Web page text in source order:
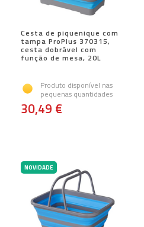
Cesta de piquenique com
tampa ProPlus 370315,
cesta dobrável com
função de mesa, 20L
Produto disponível nas
pequenas quantidades
30,49 €
NOVIDADE